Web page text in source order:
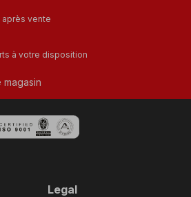
vente
à votre disposition
magasin
Legal